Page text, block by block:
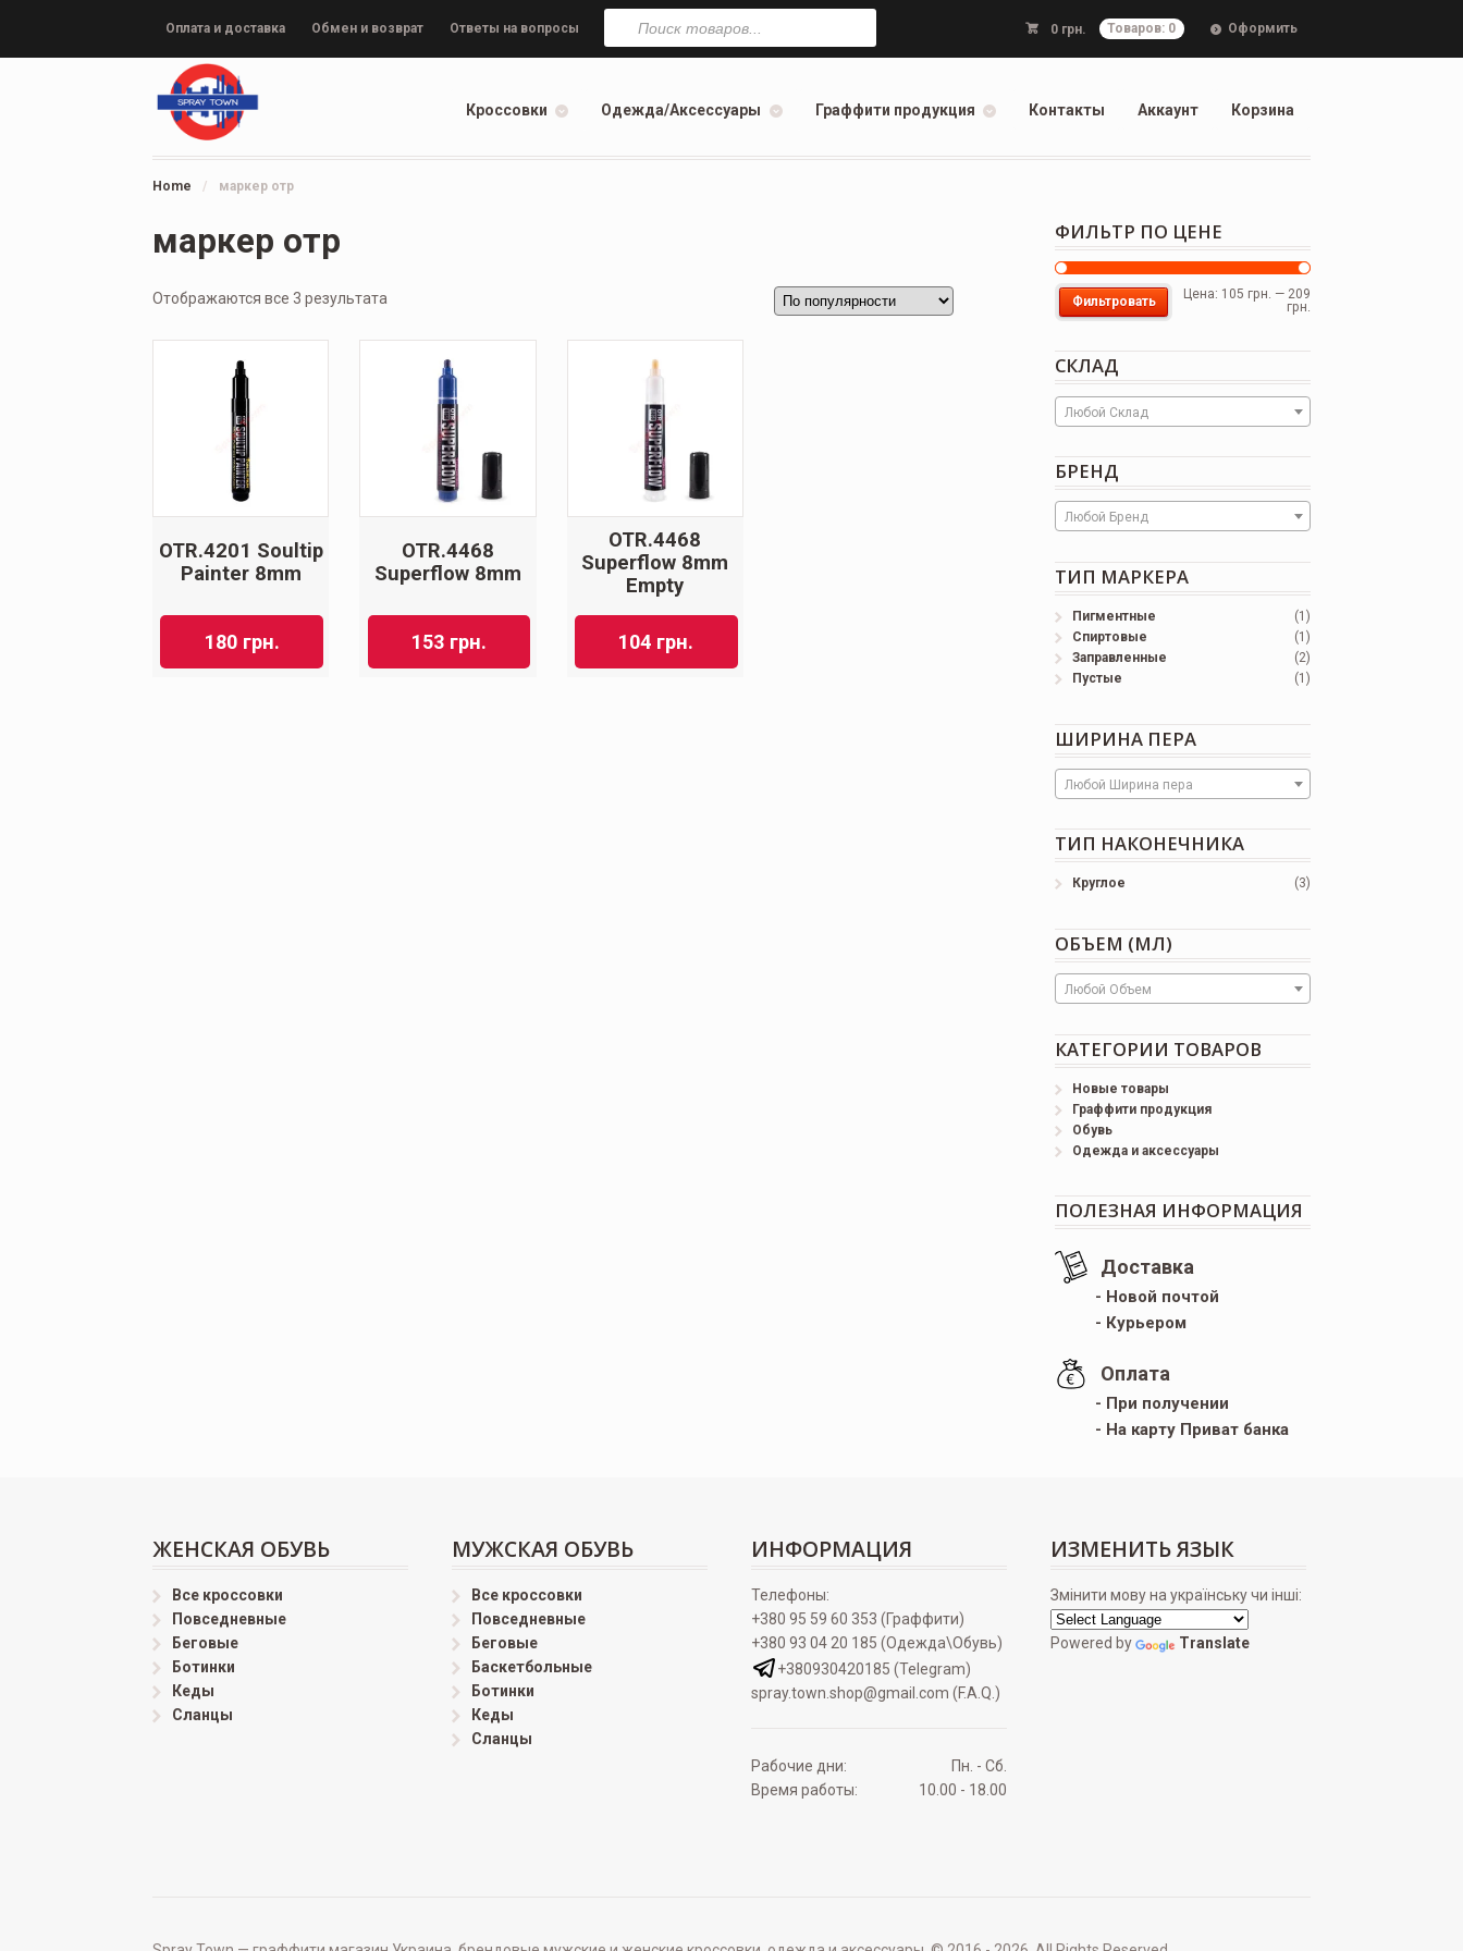
Оплата и доставка Обмен и возврат Ответы на вопросы 0 грн. Товаров: 0 Оформить
Поиск
товаров
Кроссовки Одежда/Аксессуары Граффити продукция Контакты Аккаунт Корзина
Home / маркер отр
маркер отр
Отображаются все 3 результата
OTR.4201 Soultip
Painter 8mm
180 грн.
OTR.4468
Superflow 8mm
153 грн.
OTR.4468
Superflow 8mm
Empty
104 грн.
ФИЛЬТР ПО ЦЕНЕ
Фильтровать Цена: 105 грн. — 209
грн.
СКЛАД
Любой Склад
БРЕНД
Любой Бренд
ТИП МАРКЕРА
Пигментные
(1)
Спиртовые
(1)
Заправленные
(2)
Пустые
(1)
ШИРИНА ПЕРА
Любой Ширина пера
ТИП НАКОНЕЧНИКА
Круглое (3)
ОБЪЕМ (МЛ)
Любой Объем
КАТЕГОРИИ ТОВАРОВ
Новые товары
Граффити продукция
Обувь
Одежда и аксессуары
ПОЛЕЗНАЯ ИНФОРМАЦИЯ
Доставка
- Новой почтой
- Курьером
Оплата
- При получении
- На карту Приват банка
ЖЕНСКАЯ ОБУВЬ
Все кроссовки
Повседневные
Беговые
Ботинки
Кеды
Сланцы
МУЖСКАЯ ОБУВЬ
Все кроссовки
Повседневные
Беговые
Баскетбольные
Ботинки
Кеды
Сланцы
ИНФОРМАЦИЯ
Телефоны:
+380 95 59 60 353 (Граффити)
+380 93 04 20 185 (Одежда\Обувь)
+380930420185 (Telegram)
spray.town.shop@gmail.com (F.A.Q.)
Рабочие дни:
Пн. - Сб.
Время работы:
10.00 - 18.00
ИЗМЕНИТЬ ЯЗЫК
Змінити мову на українську чи інші:
Powered by Translate